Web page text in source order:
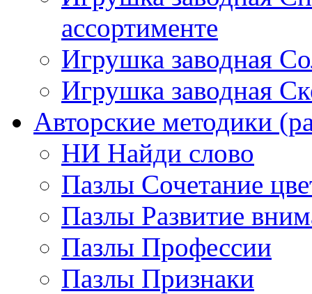
ассортименте
Игрушка заводная
Игрушка заводная
Авторские методики
НИ Найди слово
Пазлы Сочетание
Пазлы Развитие
Пазлы Профессии
Пазлы Признаки